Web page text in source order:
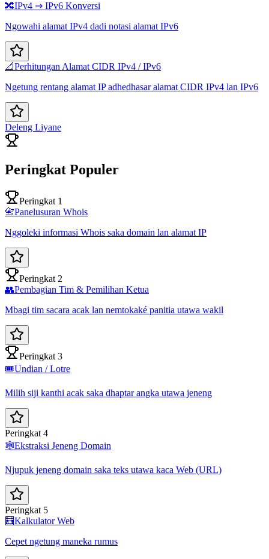
🔀IPv4 ⇒ IPv6 Konversi
Ngowahi alamat IPv4 dadi notasi alamat IPv6
📐Perhitungan Alamat CIDR IPv4 / IPv6
Ngetung rentang alamat IP adhedhasar alamat CIDR IPv4 lan IPv6
Deleng Liyane
Peringkat Populer
Peringkat 1
📇Panelusuran Whois
Nggoleki informasi Whois saka domain lan alamat IP
Peringkat 2
👥Pembagian Tim & Pemilihan Ketua
Mbagi tim sacara acak lan nemtokaké panitia utawa wakil
Peringkat 3
🎟️Undian / Lotre
Milih siji kanthi acak saka dhaptar angka utawa jeneng
Peringkat 4
🕸️Ekstraksi Jeneng Domain
Njupuk jeneng domain saka teks utawa kaca Web (URL)
Peringkat 5
🧮Kalkulator Web
Cepet ngetung maneka rumus